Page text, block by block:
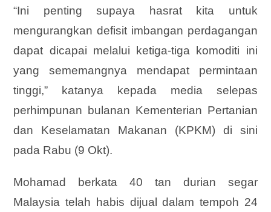
“Ini penting supaya hasrat kita untuk
mengurangkan defisit imbangan perdagangan
dapat dicapai melalui ketiga-tiga komoditi ini
yang sememangnya mendapat permintaan
tinggi,” katanya kepada media selepas
perhimpunan bulanan Kementerian Pertanian
dan Keselamatan Makanan (KPKM) di sini
pada Rabu (9 Okt).
Mohamad berkata 40 tan durian segar
Malaysia telah habis dijual dalam tempoh 24